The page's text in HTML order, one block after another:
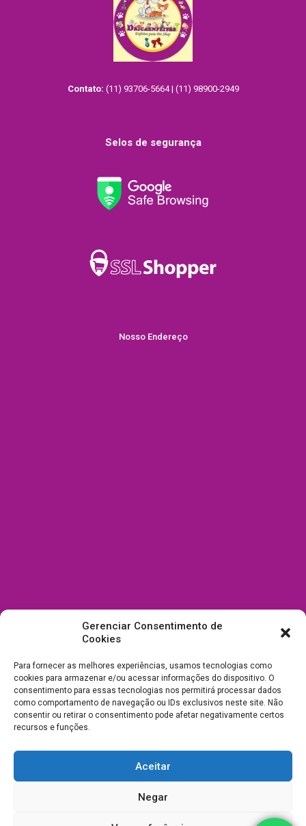
Gerenciar Consentimento de
Cookies
Para fornecer as melhores experiências, usamos tecnologias como
cookies para armazenar e/ou acessar informações do dispositivo. O
consentimento para essas tecnologias nos permitirá processar dados
como comportamento de navegação ou IDs exclusivos neste site. Não
consentir ou retirar o consentimento pode afetar negativamente certos
recursos e funções.
Aceitar
Negar
Contato: (11) 93706-5664 | (11) 98900-2949
Selos de segurança
Nosso Endereço
03.238.240/0001-39 -Desenvolvimento e Suporte